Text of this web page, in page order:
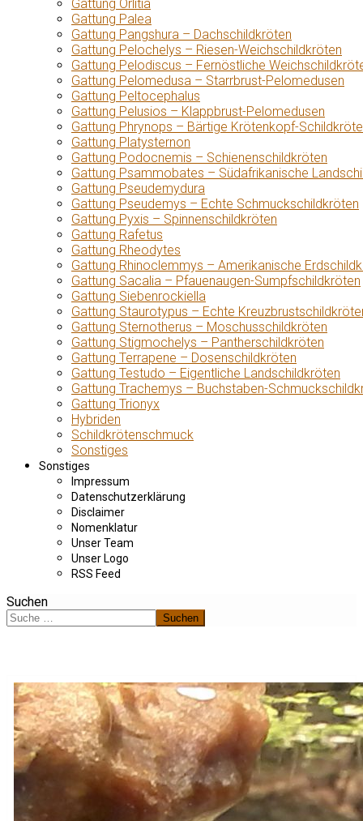
Gattung Orlitia
Gattung Palea
Gattung Pangshura – Dachschildkröten
Gattung Pelochelys – Riesen-Weichschildkröten
Gattung Pelodiscus – Fernöstliche
Gattung Pelomedusa – Starrbrust-Pelomedusen
Gattung Peltocephalus
Gattung Pelusios – Klappbrust-Pelomedusen
Gattung Phrynops – Bärtige Krötenkopf-
Gattung Platysternon
Gattung Podocnemis – Schienenschildkröten
Gattung Psammobates – Südafrikanische
Gattung Pseudemydura
Gattung Pseudemys – Echte Schmuckschildkröten
Gattung Pyxis – Spinnenschildkröten
Gattung Rafetus
Gattung Rheodytes
Gattung Rhinoclemmys – Amerikanische
Gattung Sacalia – Pfauenaugen-Sumpfschildkröten
Gattung Siebenrockiella
Gattung Staurotypus – Echte
Gattung Sternotherus – Moschusschildkröten
Gattung Stigmochelys – Pantherschildkröten
Gattung Terrapene – Dosenschildkröten
Gattung Testudo – Eigentliche Landschildkröten
Gattung Trachemys – Buchstaben-
Gattung Trionyx
Hybriden
Schildkrötenschmuck
Sonstiges
Sonstiges
Impressum
Datenschutzerklärung
Disclaimer
Nomenklatur
Unser Team
Unser Logo
RSS Feed
Suchen
Suchen